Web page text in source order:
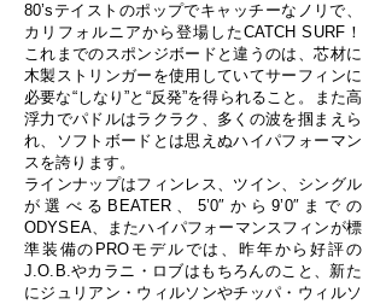
80’sテイストのポップでキャッチーなノリで、
カリフォルニアから登場したCATCH SURF！
これまでのスポンジボードと違うのは、芯材に
木製ストリンガーを使用していてサーフィンに
必要な“しなり”と“反発”を得られること。また高
浮力でパドルはラクラク、多くの波を掴まえら
れ、ソフトボードとは思えぬハイパフォーマン
スを誇ります。
ラインナップはフィンレス、ツイン、シングル
が選べるBEATER、5’0″から9’0″までの
ODYSEA、またハイパフォーマンスフィンが標
準装備のPROモデルでは、昨年から好評の
J.O.B.やカラニ・ロブはもちろんのこと、新た
にジュリアン・ウィルソンやチッパ・ウィルソ